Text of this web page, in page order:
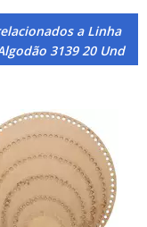
a Linha
3139 20 Und